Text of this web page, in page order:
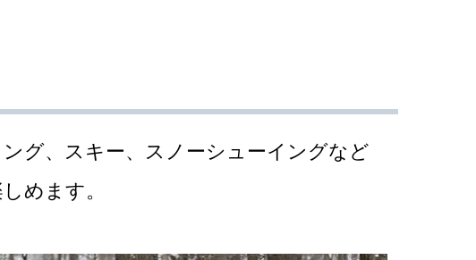
グ、スキー、スノーシューイングなど
めます。